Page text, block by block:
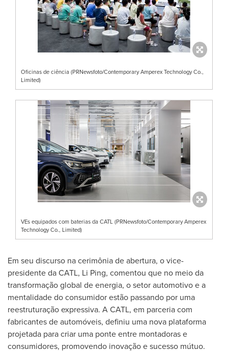
Oficinas de ciência (PRNewsfoto/Contemporary Amperex Technology Co.,
Limited)
VEs equipados com baterias da CATL (PRNewsfoto/Contemporary Amperex
Technology Co., Limited)
Em seu discurso na cerimônia de abertura, o vice-
presidente da CATL, Li Ping, comentou que no meio da
transformação global de energia, o setor automotivo e a
mentalidade do consumidor estão passando por uma
reestruturação expressiva. A CATL, em parceria com
fabricantes de automóveis, definiu uma nova plataforma
projetada para criar uma ponte entre montadoras e
consumidores, promovendo inovação e sucesso mútuo.